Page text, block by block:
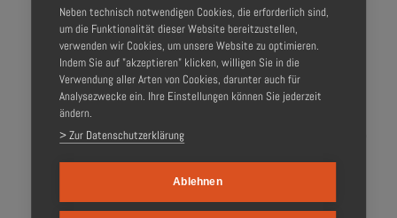
Gestapo überstellt und in Konzentrationslager wie Ravensbrück
deportiert. Auch zahlreiche jüdische und polnische Gefangene
wurden aus dem Strafvollzug nach Auschwitz überstellt.
„Das Ende des Zweiten Weltkriegs markiert den Zusammenbruch
des nationalsozialistischen Unrechtssystems – aber auch den
Beginn der langen Auseinandersetzung mit Schuld, Verantwortung
und Gedenken. Gerade heute ist es wichtig, die Mechanismen von
Ausgrenzung, Willkür und staatlicher Gewalt zu verstehen. Unsere
Ausstellung zeigt, wie tiefgreifend das NS-Regime in das Leben
Neben technisch notwendigen Cookies, die erforderlich sind,
um die Funktionalität dieser Website bereitzustellen,
verwenden wir Cookies, um unsere Website zu optimieren.
Indem Sie auf "akzeptieren" klicken, willigen Sie in die
Verwendung aller Arten von Cookies, darunter auch für
Analysezwecke ein. Ihre Einstellungen können Sie jederzeit
ändern.
> Zur Datenschutzerklärung
Ablehnen